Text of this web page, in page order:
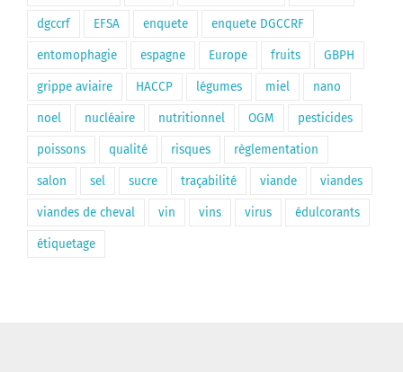
dgccrf EFSA enquete enquete DGCCRF
entomophagie espagne Europe fruits GBPH
grippe aviaire HACCP légumes miel nano
noel nucléaire nutritionnel OGM pesticides
poissons qualité risques règlementation
salon sel sucre traçabilité viande viandes
viandes de cheval vin vins virus édulcorants
étiquetage